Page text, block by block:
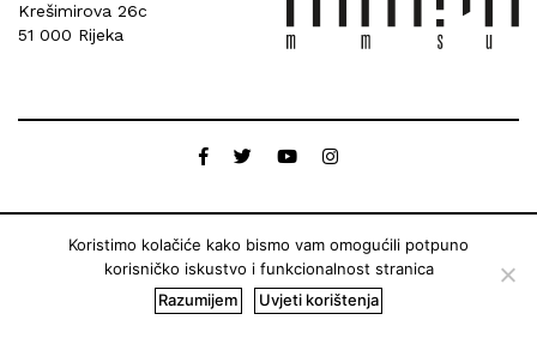
Krešimirova 26c
51 000 Rijeka
Koristimo kolačiće kako bismo vam omogućili potpuno
korisničko iskustvo i funkcionalnost stranica
Razumijem
Uvjeti korištenja